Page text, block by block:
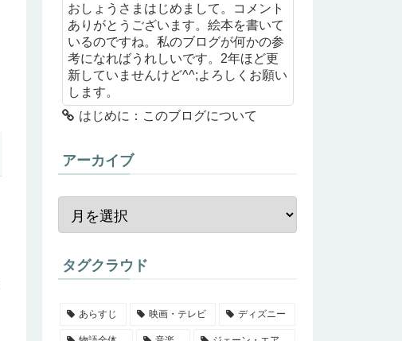
おしょうさまはじめまして。コメント
ありがとうございます。絵本を書いて
いるのですね。私のブログが何かの参
考になればうれしいです。2年ほど更
新していませんけど^^;よろしくお願い
します。
はじめに：このブログについて
アーカイブ
タグクラウド
あらすじ 映画・テレビ ディズニー